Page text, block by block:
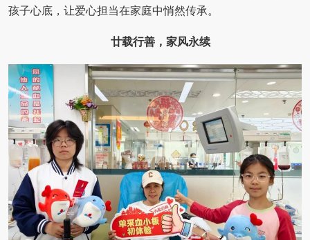
孩子心底，让爱心担当在家庭中悄然传承。
廿载行善，家风永续